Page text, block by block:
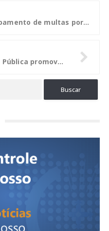
Pleno aprova agrupamento de multas por irregularidades já julgadas
Observatório da Despesa Pública promove nova etapa de implantação em Rondônia